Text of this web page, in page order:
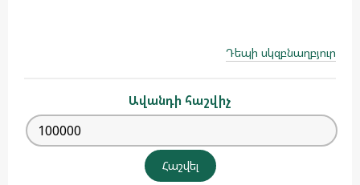
Դեպի սկզբնաղբյուր
Ավանդի հաշվիչ